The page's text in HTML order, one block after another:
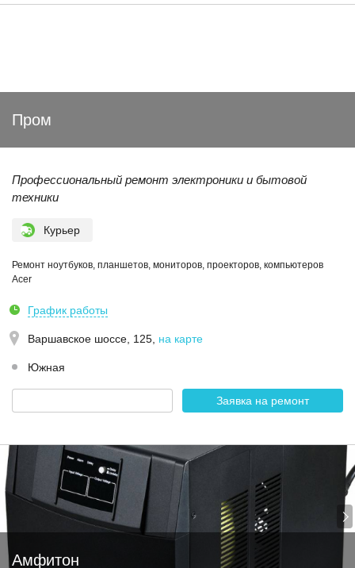
Пром
Профессиональный ремонт электроники и бытовой
техники
Курьер
Ремонт ноутбуков, планшетов, мониторов, проекторов, компьютеров
Acer
График работы
Варшавское шоссе, 125 на карте
Южная
Заявка на ремонт
Амфитон